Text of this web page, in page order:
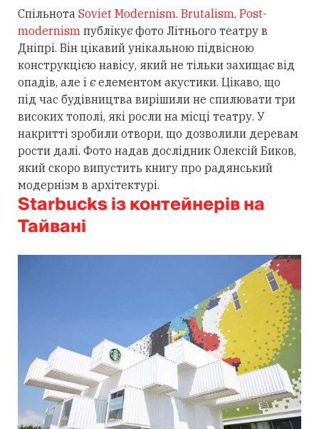
Спільнота Soviet Modernism. Brutalism, Post-
modernism публікує фото Літнього театру в
Дніпрі. Він цікавий унікальною підвісною
конструкцією навісу, який не тільки захищає від
опадів, але і є елементом акустики. Цікаво, що
під час будівництва вирішили не спилювати три
високих тополі, які росли на місці театру. У
накритті зробили отвори, що дозволили деревам
рости далі. Фото надав дослідник Олексій Биков,
який скоро випустить книгу про радянський
модернізм в архітектурі.
Starbucks із контейнерів на
Тайвані